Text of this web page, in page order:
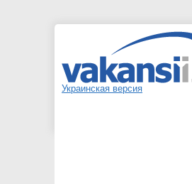
Украинская версия